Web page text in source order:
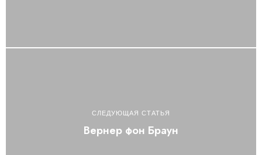
СЛЕДУЮЩАЯ СТАТЬЯ
Вернер фон Браун